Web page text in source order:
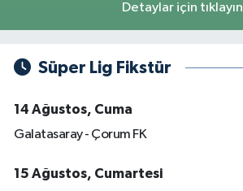
Detaylar için tıklayın
Süper Lig Fikstür
14 Ağustos, Cuma
Galatasaray - Çorum FK
15 Ağustos, Cumartesi